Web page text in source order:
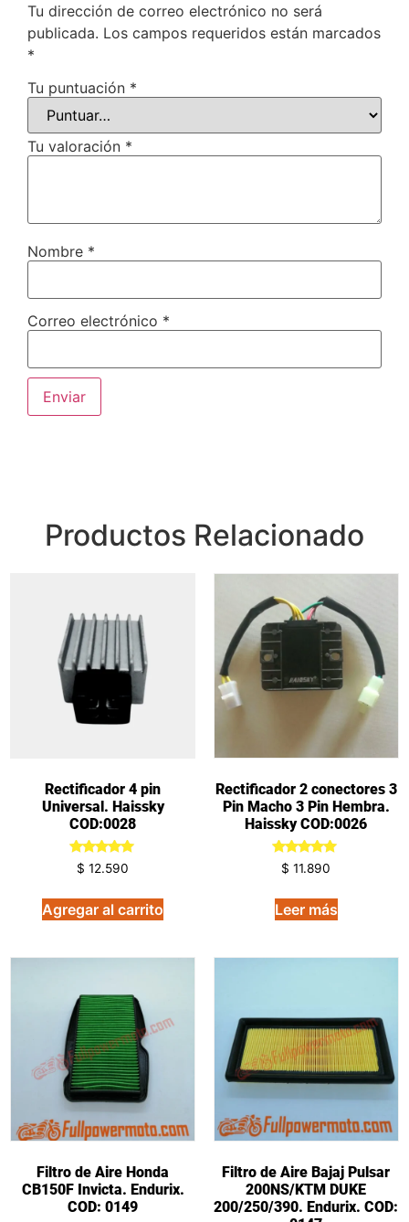
Tu dirección de correo electrónico no será
publicada. Los campos requeridos están marcados
*
Tu puntuación *
Tu valoración *
Nombre *
Correo electrónico *
Productos Relacionado
Rectificador 4 pin
Universal. Haissky
COD:0028
Valorado
en
de 5
$ 12.590
Agregar al carrito
Rectificador 2 conectores 3
Pin Macho 3 Pin Hembra.
Haissky COD:0026
Valorado
en
de 5
$ 11.890
Leer más
Filtro de Aire Honda
CB150F Invicta. Endurix.
COD: 0149
Filtro de Aire Bajaj Pulsar
200NS/KTM DUKE
200/250/390. Endurix. COD: